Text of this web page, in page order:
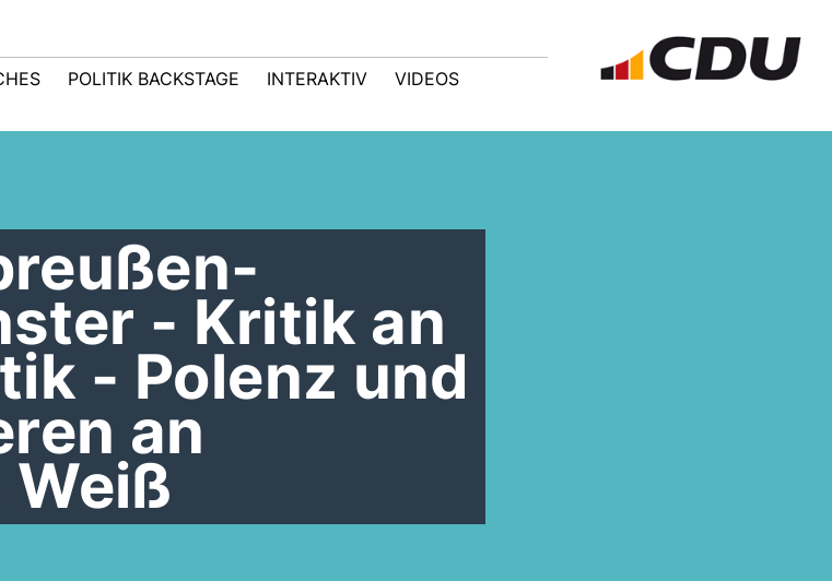
POLITIK BACKSTAGE INTERAKTIV VIDEOS
- Kritik an
- Polenz und
an